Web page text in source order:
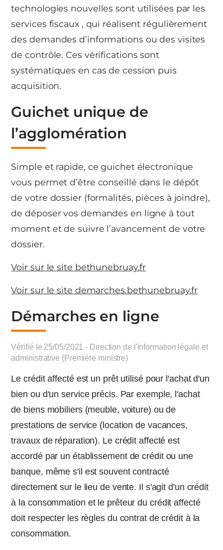
technologies nouvelles sont utilisées par les
services fiscaux , qui réalisent régulièrement
des demandes d’informations ou des visites
de contrôle. Ces vérifications sont
systématiques en cas de cession puis
acquisition.
Guichet unique de
l’agglomération
Simple et rapide, ce guichet électronique
vous permet d’être conseillé dans le dépôt
de votre dossier (formalités, pièces à joindre),
de déposer vos demandes en ligne à tout
moment et de suivre l’avancement de votre
dossier.
Voir sur le site bethunebruay.fr
Voir sur le site demarches.bethunebruay.fr
Démarches en ligne
Vérifié le 25/05/2021 - Direction de l'information légale et
administrative (Première ministre)
Le crédit affecté est un prêt utilisé pour l'achat d'un
bien ou d'un service précis. Par exemple, l'achat
de biens mobiliers (meuble, voiture) ou de
prestations de service (location de vacances,
travaux de réparation). Le crédit affecté est
accordé par un établissement de crédit ou une
banque, même s'il est souvent contracté
directement sur le lieu de vente. Il s'agit d'un crédit
à la consommation et le prêteur du crédit affecté
doit respecter les règles du contrat de crédit à la
consommation.